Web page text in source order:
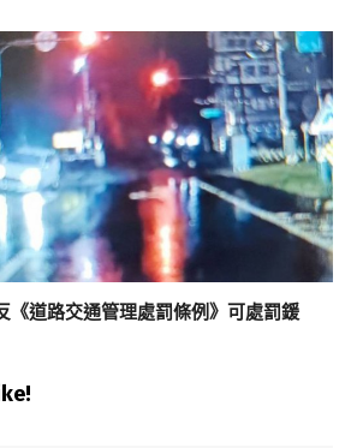
《道路交通管理處罰條例》可處罰鍰